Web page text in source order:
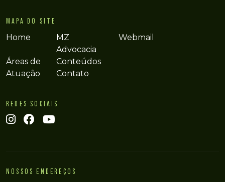
MAPA DO SITE
Home
MZ
Advocacia
Áreas de
Atuação
Conteúdos
Contato
Webmail
REDES SOCIAIS
NOSSOS ENDEREÇOS